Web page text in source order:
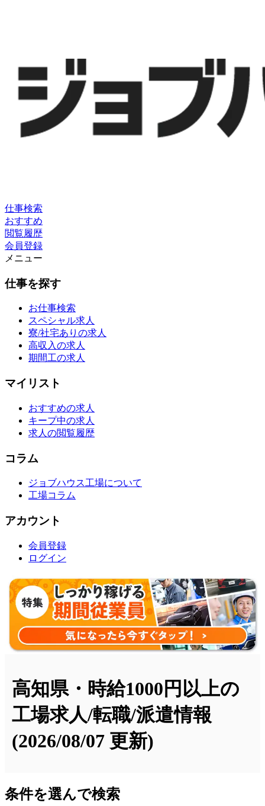
仕事検索
おすすめ
閲覧履歴
会員登録
メニュー
仕事を探す
お仕事検索
スペシャル求人
寮/社宅ありの求人
高収入の求人
期間工の求人
マイリスト
おすすめの求人
キープ中の求人
求人の閲覧履歴
コラム
ジョブハウス工場について
工場コラム
アカウント
会員登録
ログイン
高知県・時給1000円以上の
工場求人/転職/派遣情報
(2026/08/07 更新)
条件を選んで検索